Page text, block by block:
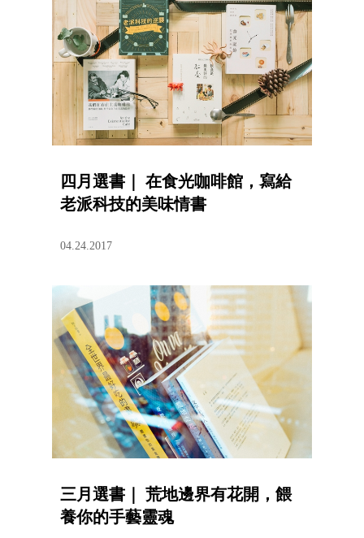
四月選書｜ 在食光咖啡館，寫給
老派科技的美味情書
04.24.2017
三月選書｜ 荒地邊界有花開，餵
養你的手藝靈魂